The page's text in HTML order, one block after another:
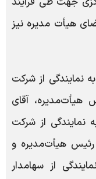
هیأت مدیره نیز
نمایندگی از شرکت
هیأت‌مدیره، آقای
از شرکت
هیأت‌مدیره و
از سهامدار